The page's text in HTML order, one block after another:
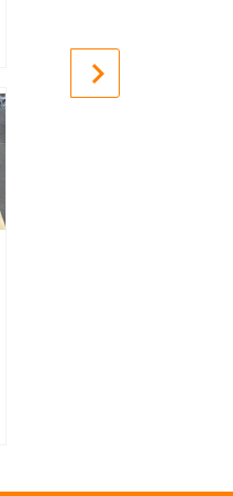
keyboard_arrow_right